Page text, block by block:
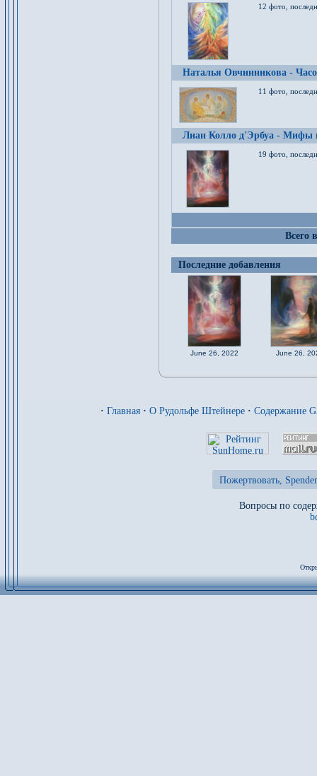
12 фото,
Наталья Овчинникова -
11 фото,
Лиан Колло д'Эрбуа - Мифы
19 фото,
Всего
Последние добавления
June 26, 2022 June 26,
· Главная · О Рудольфе Штейнере · Содержание
Пожертвовать,
Вопросы по